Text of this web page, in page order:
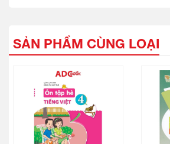
SẢN PHẨM CÙNG LOẠI